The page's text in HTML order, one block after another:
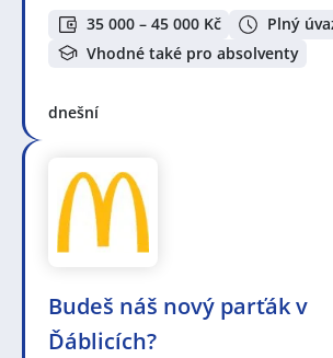
35 000 – 45 000 Kč
Plný
Vhodné také pro absolventy
dnešní
Budeš náš nový parťák v
Ďáblicích?